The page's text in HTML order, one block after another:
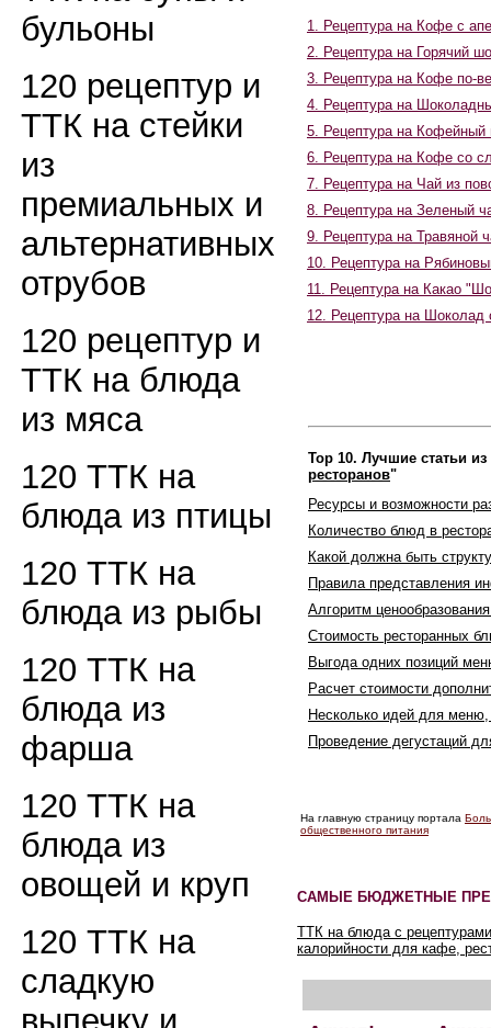
бульоны
120 рецептур и
ТТК на стейки
из
премиальных и
альтернативных
отрубов
120 рецептур и
ТТК на блюда
из мяса
120 ТТК на
блюда из птицы
120 ТТК на
блюда из рыбы
120 ТТК на
блюда из
фарша
120 ТТК на
блюда из
овощей и круп
120 ТТК на
сладкую
1. Рецептура на Кофе с
2. Рецептура на Горячий
3. Рецептура на Кофе по-
4. Рецептура на
5. Рецептура на
6. Рецептура на Кофе со
7. Рецептура на Чай из
8. Рецептура на Зеленый
9. Рецептура на Травяной
10. Рецептура на
11. Рецептура на Какао
12. Рецептура на Шоколад
Top 10. Лучшие статьи из
ресторанов"
Ресурсы и возможности
Количество блюд в
Какой должна быть
Правила представления
Алгоритм
Стоимость ресторанных
Выгода одних позиций
Расчет стоимости
Несколько идей для
Проведение дегустаций
На главную страницу портала
общественного питания
САМЫЕ БЮДЖЕТНЫЕ
ТТК на блюда с
калорийности для кафе,